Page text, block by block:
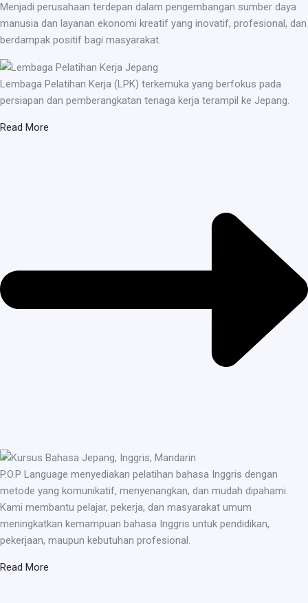
Menjadi perusahaan terdepan dalam pengembangan sumber daya
manusia dan layanan ekonomi kreatif yang inovatif, profesional, dan
berdampak positif bagi masyarakat.
Lembaga Pelatihan Kerja (LPK) terkemuka yang berfokus pada
persiapan dan pemberangkatan tenaga kerja terampil ke Jepang.
Read More
P.O.P Language menyediakan pelatihan bahasa Inggris dengan
metode yang komunikatif, menyenangkan, dan mudah dipahami.
Kami membantu pelajar, pekerja, dan masyarakat umum
meningkatkan kemampuan bahasa Inggris untuk pendidikan,
pekerjaan, maupun kebutuhan profesional.
Read More